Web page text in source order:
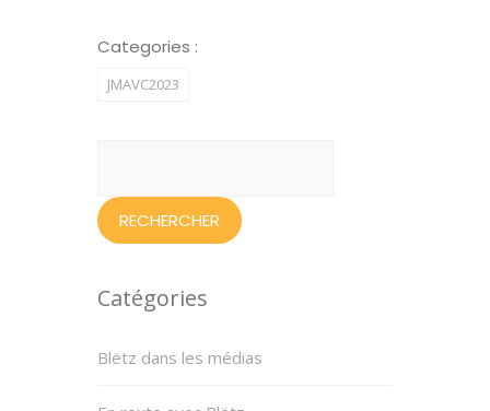
Categories :
JMAVC2023
Catégories
Blëtz dans les médias